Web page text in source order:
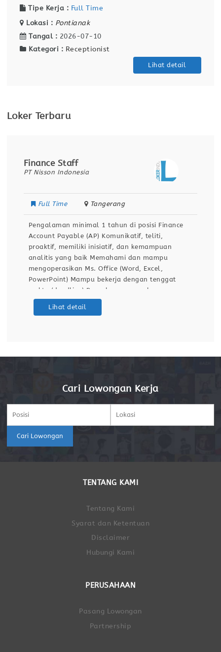
Tipe Kerja : Full Time
Lokasi : Pontianak
Tangal : 2026-07-10
Kategori : Receptionist
Lihat detail
Loker Terbaru
Finance Staff
PT Nisson Indonesia
Full Time Tangerang
Pengalaman minimal 1 tahun di posisi Finance
Account Payable (AP) Komunikatif, teliti,
proaktif, memiliki inisiatif, dan kemampuan
analitis yang baik Memahami dan mampu
mengoperasikan Ms. Office (Word, Excel,
PowerPoint) Mampu bekerja dengan tenggat
waktu (deadline) Pernah menggunakan program
Accurate menjadi nilai tambah Diutamakan
Lihat detail
Cari Lowongan Kerja
Cari Lowongan
TENTANG KAMI
Tentang Kami
Syarat dan Ketentuan
Disclaimer
Hubungi Kami
PERUSAHAAN
Pasang Lowongan
Partnership